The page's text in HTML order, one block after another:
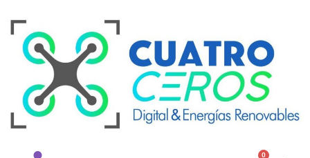
0